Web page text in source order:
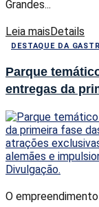
Grandes...
Leia maisDetails
DESTAQUE DA
Parque
entregas da
O